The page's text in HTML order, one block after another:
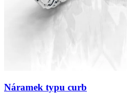
Náramek typu curb